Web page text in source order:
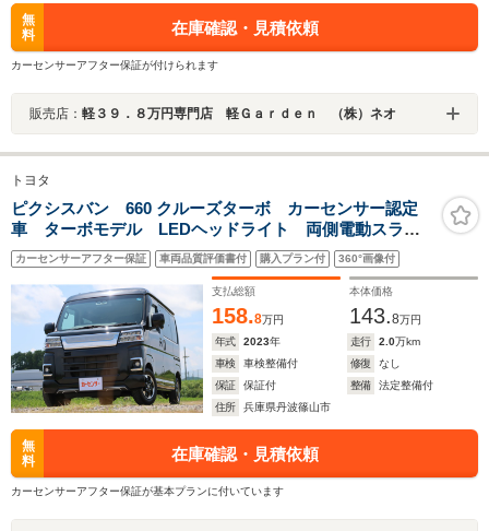
無
料
在庫確認・見積依頼
カーセンサーアフター保証が付けられます
販売店： 軽３９．８万円専門店 軽Ｇａｒｄｅｎ （株）ネオ
トヨタ
ピクシスバン 660 クルーズターボ カーセンサー認定
車 ターボモデル LEDヘッドライト 両側電動スライ
ドドア 純正ナビ Bluetooth Bカメラ ETC2.0
カーセンサーアフター保証 車両品質評価書付 購入プラン付 360°画像付
支払総額
158.8万円
本体価格
143.8万円
年式
2023年 走行 2.0万km
車検
車検整備付 修復
なし
保証
保証付 整備
法定整備付
住所
兵庫県丹波篠山市
無
料
在庫確認・見積依頼
カーセンサーアフター保証が基本プランに付いています